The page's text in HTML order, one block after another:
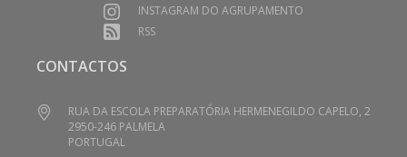
INSTAGRAM DO AGRUPAMENTO
RSS
CONTACTOS
RUA DA ESCOLA PREPARATÓRIA HERMENEGILDO CAPELO, 2
2950-246 PALMELA
PORTUGAL